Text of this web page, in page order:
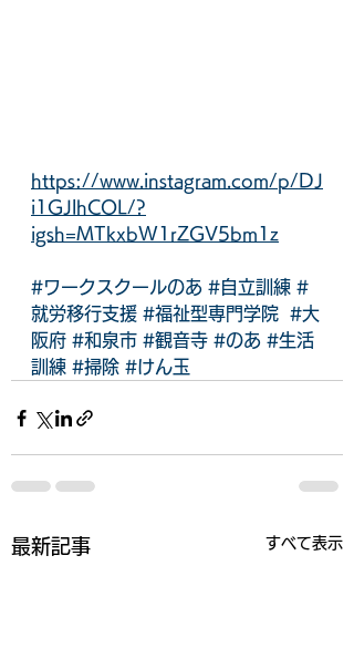
https://www.instagram.com/p/DJ
i1GJlhCOL/?
igsh=MTkxbW1rZGV5bm1z
#ワークスクールのあ #自立訓練 #
就労移行支援 #福祉型専門学院
#大
阪府 #和泉市 #観音寺 #のあ #生活
訓練 #掃除 #けん玉
最新記事 すべて表示